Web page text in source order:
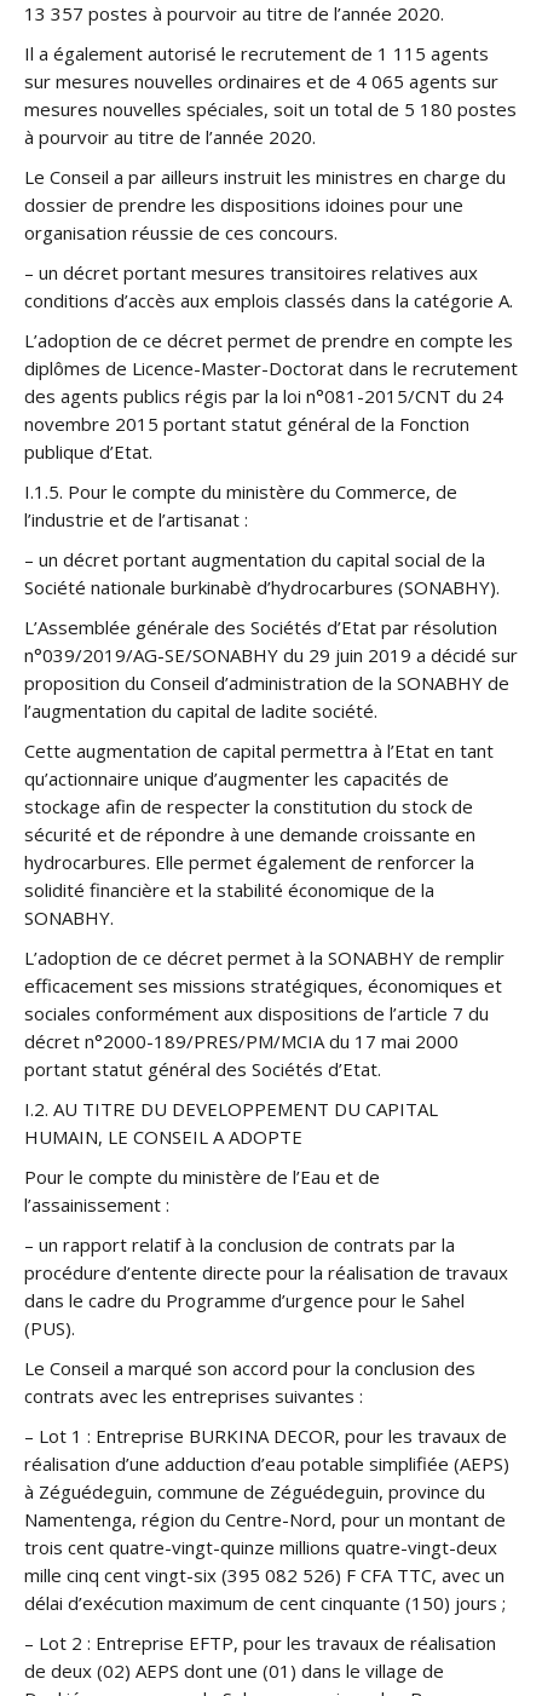
13 357 postes à pourvoir au titre de l’année 2020.
Il a également autorisé le recrutement de 1 115 agents
sur mesures nouvelles ordinaires et de 4 065 agents sur
mesures nouvelles spéciales, soit un total de 5 180 postes
à pourvoir au titre de l’année 2020.
Le Conseil a par ailleurs instruit les ministres en charge du
dossier de prendre les dispositions idoines pour une
organisation réussie de ces concours.
– un décret portant mesures transitoires relatives aux
conditions d’accès aux emplois classés dans la catégorie A.
L’adoption de ce décret permet de prendre en compte les
diplômes de Licence-Master-Doctorat dans le recrutement
des agents publics régis par la loi n°081-2015/CNT du 24
novembre 2015 portant statut général de la Fonction
publique d’Etat.
I.1.5. Pour le compte du ministère du Commerce, de
l’industrie et de l’artisanat :
– un décret portant augmentation du capital social de la
Société nationale burkinabè d’hydrocarbures (SONABHY).
L’Assemblée générale des Sociétés d’Etat par résolution
n°039/2019/AG-SE/SONABHY du 29 juin 2019 a décidé sur
proposition du Conseil d’administration de la SONABHY de
l’augmentation du capital de ladite société.
Cette augmentation de capital permettra à l’Etat en tant
qu’actionnaire unique d’augmenter les capacités de
stockage afin de respecter la constitution du stock de
sécurité et de répondre à une demande croissante en
hydrocarbures. Elle permet également de renforcer la
solidité financière et la stabilité économique de la
SONABHY.
L’adoption de ce décret permet à la SONABHY de remplir
efficacement ses missions stratégiques, économiques et
sociales conformément aux dispositions de l’article 7 du
décret n°2000-189/PRES/PM/MCIA du 17 mai 2000
portant statut général des Sociétés d’Etat.
I.2. AU TITRE DU DEVELOPPEMENT DU CAPITAL
HUMAIN, LE CONSEIL A ADOPTE
Pour le compte du ministère de l’Eau et de
l’assainissement :
– un rapport relatif à la conclusion de contrats par la
procédure d’entente directe pour la réalisation de travaux
dans le cadre du Programme d’urgence pour le Sahel
(PUS).
Le Conseil a marqué son accord pour la conclusion des
contrats avec les entreprises suivantes :
– Lot 1 : Entreprise BURKINA DECOR, pour les travaux de
réalisation d’une adduction d’eau potable simplifiée (AEPS)
à Zéguédeguin, commune de Zéguédeguin, province du
Namentenga, région du Centre-Nord, pour un montant de
trois cent quatre-vingt-quinze millions quatre-vingt-deux
mille cinq cent vingt-six (395 082 526) F CFA TTC, avec un
délai d’exécution maximum de cent cinquante (150) jours ;
– Lot 2 : Entreprise EFTP, pour les travaux de réalisation
de deux (02) AEPS dont une (01) dans le village de